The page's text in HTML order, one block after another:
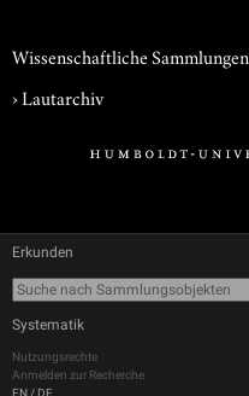
Wissenschaftliche Sammlungen
›Lautarchiv
Erkunden
Systematik
Nutzungsrechte
Anmelden zur Recherche
EN / DE